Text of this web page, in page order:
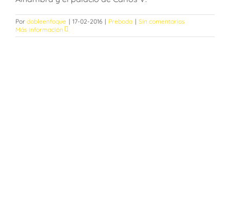
Por dobleenfoque | 17-02-2016 | Preboda | Sin comentarios
Más información